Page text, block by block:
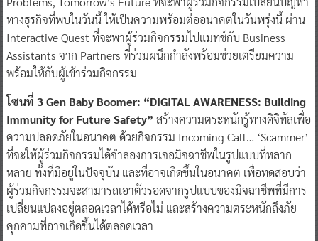
ทางธุรกิจที่พบในวันนี้ ให้เป็นความพร้อมต่ออนาคตในวันพรุ่งนี้ ผ่าน
Interactive Quest ที่จะพาผู้ร่วมกิจกรรมไปแมทช์กับ Business
Assistants จาก Partners ที่ร่วมผนึกกำลังพร้อมช่วยเตรียมความ
พร้อมให้กับผู้เข้าร่วมกิจกรรม
โซนที่ 3 Gen Baby Boomer: “DIGITAL AWARENESS: Building
Immunity for Future Safety” สร้างความตระหนักรู้ทางดิจิทัลเพื่อ
ความปลอดภัยในอนาคต ด้วยกิจกรรม Incoming Call… ‘Scammer’
ที่จะให้ผู้ร่วมกิจกรรมได้จำลองการเจอมิจฉาชีพในรูปแบบที่หลาก
หลาย ทั้งที่มีอยู่ในปัจจุบัน และที่อาจเกิดขึ้นในอนาคต เพื่อทดสอบว่า
ผู้ร่วมกิจกรรมจะสามารถเอาตัวรอดจากรูปแบบของมิจฉาชีพที่มีการ
เปลี่ยนแปลงอยู่ตลอดเวลาได้หรือไม่ และสร้างความตระหนักถึงภัย
คุกคามที่อาจเกิดขึ้นได้ตลอดเวลา